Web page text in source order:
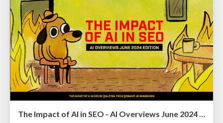
The Impact of AI in SEO - AI Overviews June 2024 Edition